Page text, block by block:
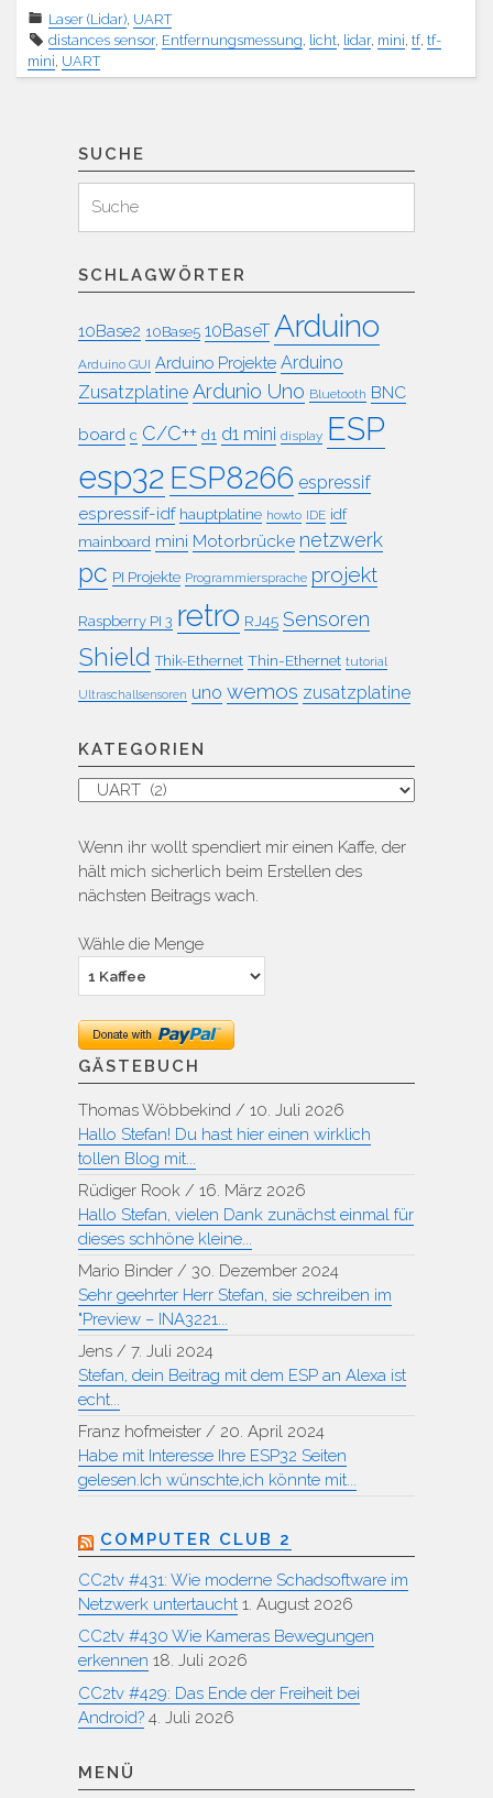
Laser (Lidar) UART
distances sensor, Entfernungsmessung licht lidar, mini tf, tf-
mini UART
SUCHE
für:
Suchen
SCHLAGWÖRTER
10Base2 10Base5 10BaseT Arduino
Arduino GUI Arduino Projekte Arduino
Zusatzplatine Ardunio Uno Bluetooth BNC
board c C/C++ d1 d1 mini display ESP
esp32 ESP8266 espressif
espressif-idf hauptplatine howto IDE idf
mainboard mini Motorbrücke netzwerk
pc PI Projekte Programmiersprache projekt
Raspberry PI 3 retro RJ45 Sensoren
Shield Thik-Ethernet Thin-Ethernet tutorial
Ultraschallsensoren uno wemos zusatzplatine
KATEGORIEN
Kategorien
Wenn ihr wollt spendiert mir einen Kaffe, der
hält mich sicherlich beim Erstellen des
nächsten Beitrags wach.
Wähle die Menge
GÄSTEBUCH
Thomas Wöbbekind / 10. Juli 2026
Hallo Stefan! Du hast hier einen wirklich
tollen Blog mit...
Rüdiger Rook / 16. März 2026
Hallo Stefan, vielen Dank zunächst einmal für
dieses schhöne kleine...
Mario Binder / 30. Dezember 2024
Sehr geehrter Herr Stefan, sie schreiben im
"Preview – INA3221...
Jens / 7. Juli 2024
Stefan, dein Beitrag mit dem ESP an Alexa ist
echt...
Franz hofmeister / 20. April 2024
Habe mit Interesse Ihre ESP32 Seiten
gelesen.Ich wünschte,ich könnte mit...
COMPUTER CLUB 2
CC2tv #431: Wie moderne Schadsoftware im
Netzwerk untertaucht 1. August 2026
CC2tv #430 Wie Kameras Bewegungen
erkennen 18. Juli 2026
CC2tv #429: Das Ende der Freiheit bei
Android? 4. Juli 2026
MENÜ